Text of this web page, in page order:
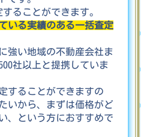
ることができます。
いる実績のある一括査定
強い地域の不動産会社ま
社以上と提携していま
することができますの
いから、まずは価格がど
、という方におすすめで